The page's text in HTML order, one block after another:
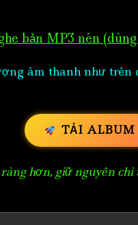
bản MP3 nén
âm thanh như trên
TẢI ALBUM
hơn, giữ nguyên